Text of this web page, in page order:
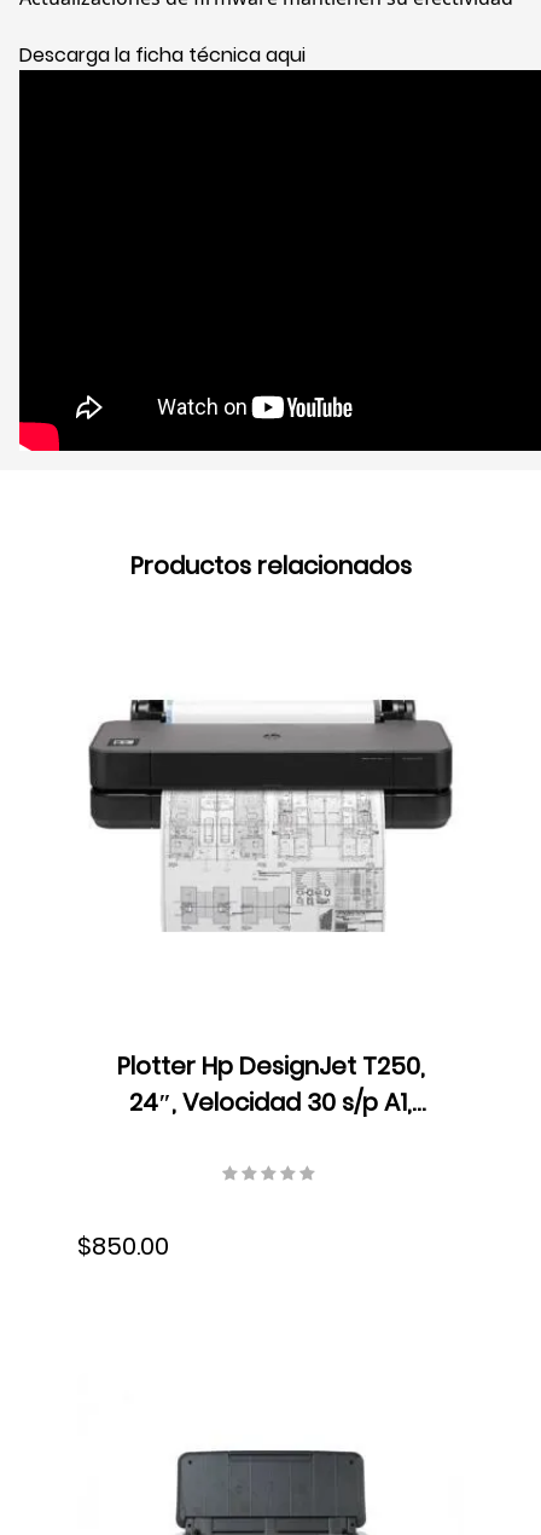
Descarga la ficha técnica aqui
Productos relacionados
Plotter Hp DesignJet T250,
24″, Velocidad 30 s/p A1,
Ethernet, USB, Wifi, Tinta,
$850.00